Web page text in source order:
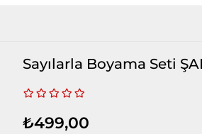
Sayılarla Boyama Seti
₺499,00